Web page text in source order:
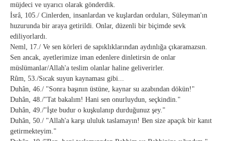
müjdeci ve uyarıcı olarak gönderdik.
İsrâ, 105./ Cinlerden, insanlardan ve kuşlardan orduları, Süleyman'ın
huzurunda bir araya getirildi. Onlar, düzenli bir biçimde sevk
ediliyorlardı.
Neml, 17./ Ve sen körleri de sapıklıklarından aydınlığa çıkaramazsın.
Sen ancak, ayetlerimize iman edenlere dinletirsin de onlar
müslümanlar/Allah'a teslim olanlar haline geliverirler.
Rûm, 53./Sıcak suyun kaynaması gibi...
Duhân, 46./ "Sonra başının üstüne, kaynar su azabından dökün!"
Duhân, 48./"Tat bakalım! Hani sen onurluydun, seçkindin."
Duhân, 49./"İşte budur o kuşkulanıp durduğunuz şey."
Duhân, 50./ "Allah'a karşı ululuk taslamayın! Ben size apaçık bir kanıt
getirmekteyim."